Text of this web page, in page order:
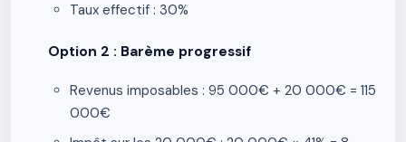
Taux effectif : 30%
Option 2 : Barème progressif
Revenus imposables : 95 000€ + 20 000€ = 115
000€